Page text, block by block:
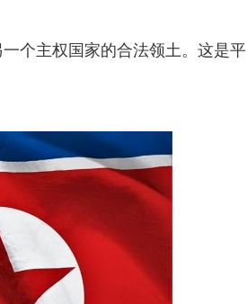
个主权国家的合法领土。这是平